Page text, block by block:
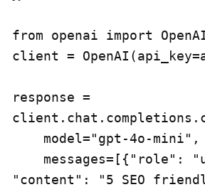
from openai import
client =
response =
"content": "5 SEO